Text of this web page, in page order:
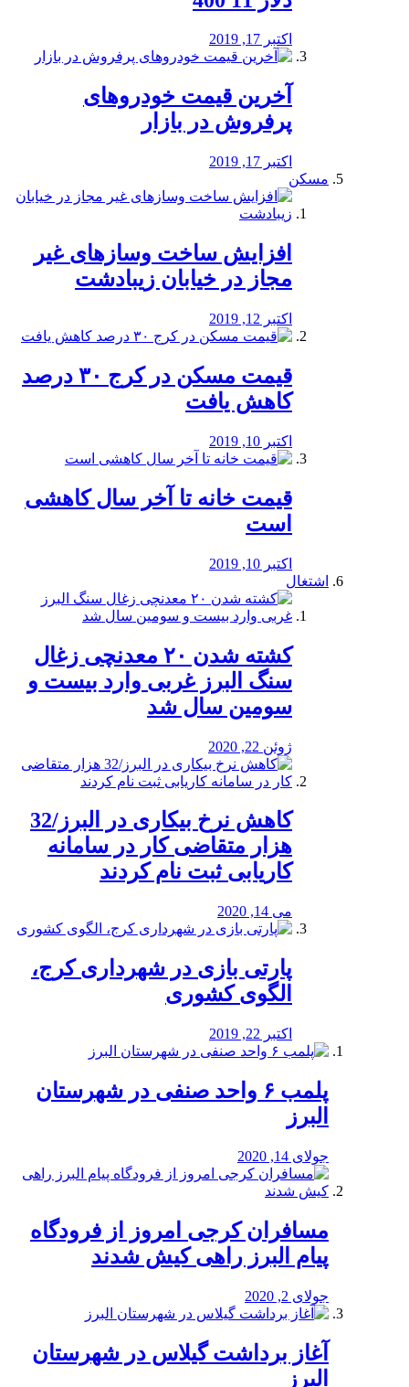
اکتبر 17, 2019
آخرین قیمت خودرو‌های
پرفروش در بازار
اکتبر 17, 2019
مسکن
افزایش ساخت وسازهای غیر
مجاز در خیابان زیبادشت
اکتبر 12, 2019
️قیمت مسکن در کرج ۳۰ درصد
کاهش یافت
اکتبر 10, 2019
قیمت خانه تا آخر سال کاهشی
است
اکتبر 10, 2019
اشتغال
کشته شدن ۲۰ معدنچی زغال
سنگ البرز غربی وارد بیست و
سومین سال شد
ژوئن 22, 2020
کاهش نرخ بیکاری در البرز/32
هزار متقاضی کار در سامانه
کاریابی ثبت نام کردند
می 14, 2020
پارتی بازی در شهرداری کرج،
الگوی کشوری
اکتبر 22, 2019
پلمب ۶ واحد صنفی در شهرستان
البرز
جولای 14, 2020
مسافران کرجی امروز از فرودگاه
پیام البرز راهی کیش شدند
جولای 2, 2020
آغاز برداشت گیلاس در شهرستان
البرز